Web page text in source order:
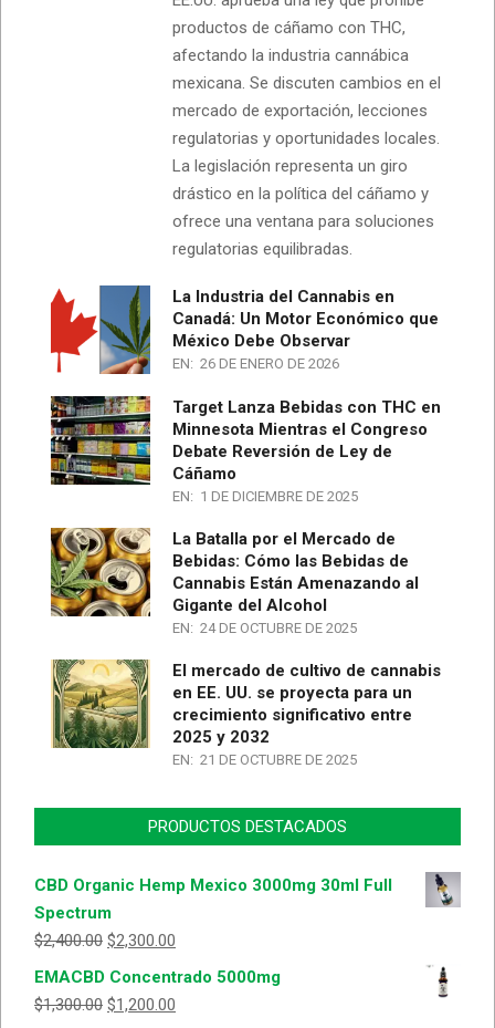
productos de cáñamo con THC,
afectando la industria cannábica
mexicana. Se discuten cambios en el
mercado de exportación, lecciones
regulatorias y oportunidades locales.
La legislación representa un giro
drástico en la política del cáñamo y
ofrece una ventana para soluciones
regulatorias equilibradas.
La Industria del Cannabis en
Canadá: Un Motor Económico que
México Debe Observar
EN: 26 DE ENERO DE 2026
Target Lanza Bebidas con THC en
Minnesota Mientras el Congreso
Debate Reversión de Ley de
Cáñamo
EN: 1 DE DICIEMBRE DE 2025
La Batalla por el Mercado de
Bebidas: Cómo las Bebidas de
Cannabis Están Amenazando al
Gigante del Alcohol
EN: 24 DE OCTUBRE DE 2025
El mercado de cultivo de cannabis
en EE. UU. se proyecta para un
crecimiento significativo entre
2025 y 2032
EN: 21 DE OCTUBRE DE 2025
PRODUCTOS DESTACADOS
CBD Organic Hemp Mexico 3000mg 30ml Full
Spectrum
$2,400.00 $2,300.00
EMACBD Concentrado 5000mg
$1,300.00 $1,200.00